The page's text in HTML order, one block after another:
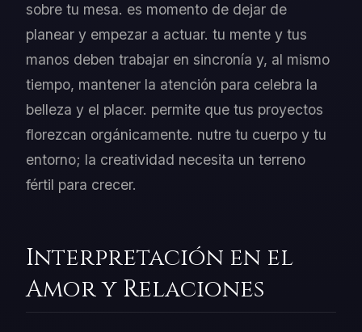
sobre tu mesa. es momento de dejar de
planear y empezar a actuar. tu mente y tus
manos deben trabajar en sincronía y, al mismo
tiempo, mantener la atención para celebra la
belleza y el placer. permite que tus proyectos
florezcan orgánicamente. nutre tu cuerpo y tu
entorno; la creatividad necesita un terreno
fértil para crecer.
Interpretación en el
Amor y Relaciones